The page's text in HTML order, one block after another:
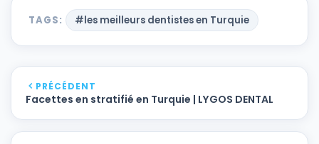
TAGS: #les meilleurs dentistes en Turquie
PRÉCÉDENT
Facettes en stratifié en Turquie | LYGOS DENTAL